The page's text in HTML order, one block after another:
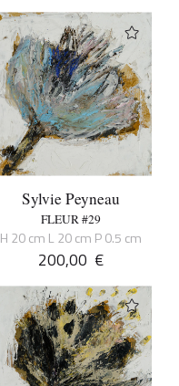
Sylvie Peyneau
FLEUR #29
H 20 cm L 20 cm P 0.5 cm
200,00 €